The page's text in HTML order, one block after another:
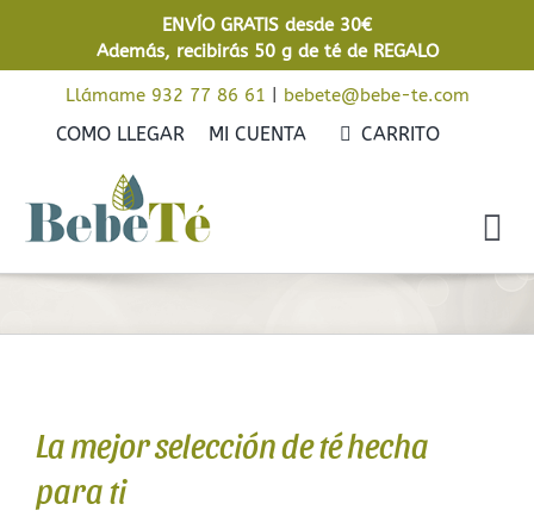
ENVÍO GRATIS desde 30€
Además, recibirás 50 g de té de REGALO
Llámame 932 77 86 61 bebete@bebe-te.com
COMO LLEGAR MI CUENTA CARRITO
La mejor selección de té hecha
para ti